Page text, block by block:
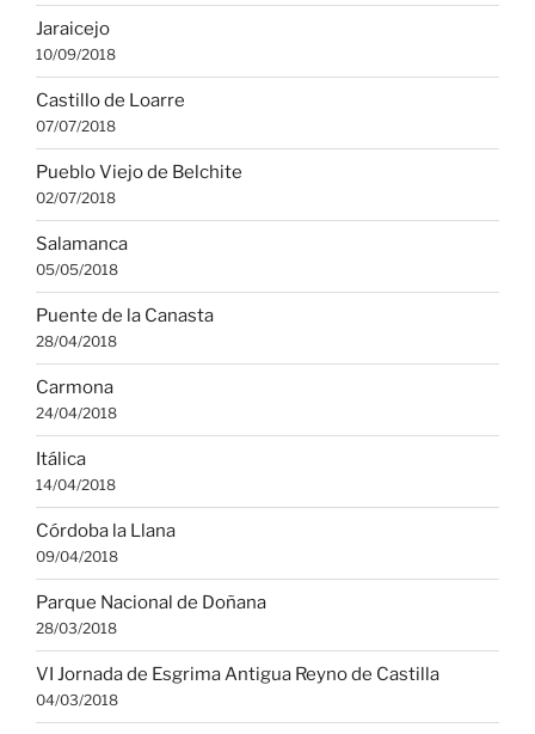
Jaraicejo
10/09/2018
Castillo de Loarre
07/07/2018
Pueblo Viejo de Belchite
02/07/2018
Salamanca
05/05/2018
Puente de la Canasta
28/04/2018
Carmona
24/04/2018
Itálica
14/04/2018
Córdoba la Llana
09/04/2018
Parque Nacional de Doñana
28/03/2018
VI Jornada de Esgrima Antigua Reyno de Castilla
04/03/2018